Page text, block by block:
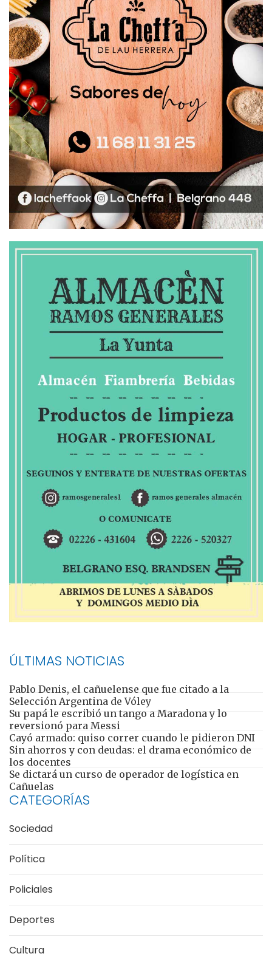
ÚLTIMAS NOTICIAS
Pablo Denis, el cañuelense que fue citado a la
Selección Argentina de Vóley
Su papá le escribió un tango a Maradona y lo
reversionó para Messi
Cayó armado: quiso correr cuando le pidieron DNI
Sin ahorros y con deudas: el drama económico de
los docentes
Se dictará un curso de operador de logística en
Cañuelas
CATEGORÍAS
Sociedad
Política
Policiales
Deportes
Cultura